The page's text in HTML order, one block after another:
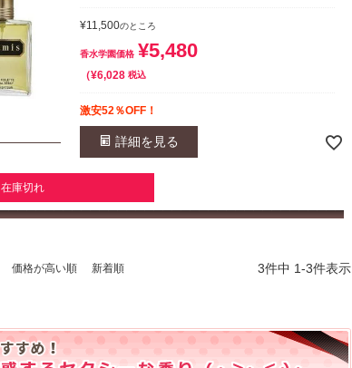
¥11,500のところ
香水学園価格 ¥5,480
¥6,028 税込
激安52％OFF！
詳細を見る
在庫切れ
価格が高い順 新着順 3件中 1-3件表示